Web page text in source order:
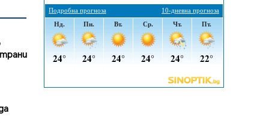
Проверки за спазване правилата
за пожарна безопасност по
време на жътвената кампания в
Перник
06.08.2026, 07:51
Ето какви забавления ще има
през август в Перник